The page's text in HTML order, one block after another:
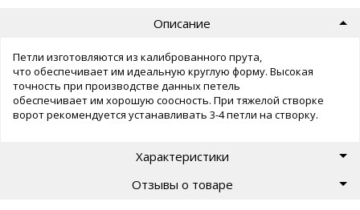
Описание
Петли изготовляются из калиброванного прута,
что обеспечивает им идеальную круглую форму. Высокая
точность при производстве данных петель
обеспечивает им хорошую соосность. При тяжелой створке
ворот рекомендуется устанавливать 3-4 петли на створку.
Характеристики
Отзывы о товаре